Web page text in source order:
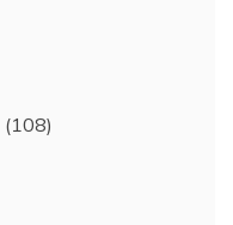
(108)